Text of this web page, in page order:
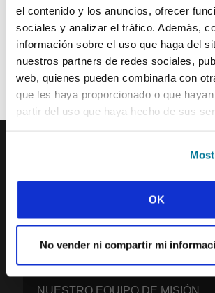
el contenido y los anuncios, ofrecer
sociales y analizar el tráfico. Además,
información sobre el uso que haga del
nuestros partners de redes sociales,
web, quienes pueden combinarla con
que les haya proporcionado o que
partir del uso que haya hecho de sus
OK
No vender ni compartir mi
Cada semana, IFES envía un breve correo
de los movimientos estudiantiles y el
mundo para inspirarte en tus
¡Nos encantaría que te unieras a
LA HISTORIA DE IFES
NUESTRO EQUIPO DE MISIÓN